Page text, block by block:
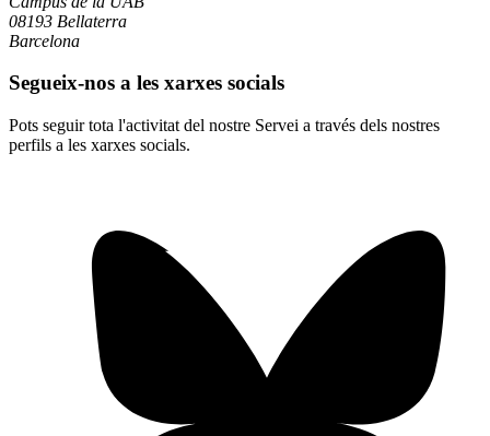
08193 Bellaterra
Barcelona
Segueix-nos a les xarxes socials
Pots seguir tota l'activitat del nostre Servei a través dels nostres
perfils a les xarxes socials.